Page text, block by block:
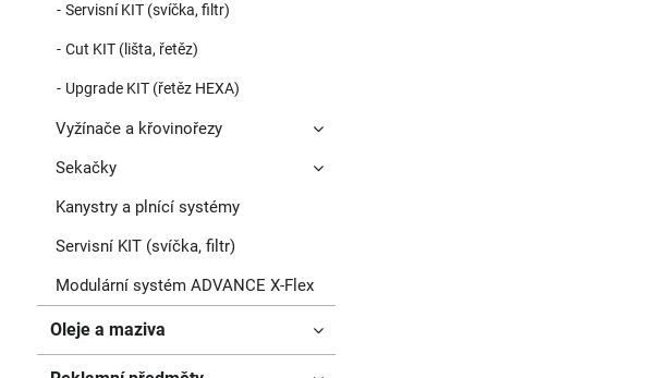
Servisní KIT (svíčka, filtr)
Cut KIT (lišta, řetěz)
Upgrade KIT (řetěz HEXA)
Vyžínače a křovinořezy
Sekačky
Kanystry a plnící systémy
Servisní KIT (svíčka, filtr)
Modulární systém ADVANCE X-Flex
Oleje a maziva